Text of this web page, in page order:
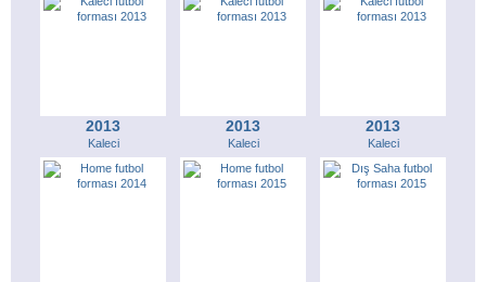
2013
Kaleci
2013
Kaleci
2013
Kaleci